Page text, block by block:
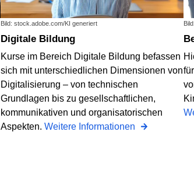
Bild: stock.adobe.com/KI generiert
Digitale Bildung
Kurse im Bereich Digitale Bildung befassen
sich mit unterschiedlichen Dimensionen von
Digitalisierung – von technischen
Grundlagen bis zu gesellschaftlichen,
kommunikativen und organisatorischen
Aspekten.Weitere Informationen